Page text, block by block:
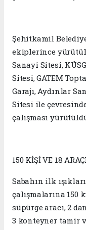
Şehitkamil
ekiplerince
Sanayi Sitesi,
Sitesi, GATEM
Garajı, Aydınlar
Sitesi ile
çalışması
150 KİŞİ VE 18
Sabahın ilk
çalışmalarına 150
süpürge aracı, 2
3 konteyner tamir